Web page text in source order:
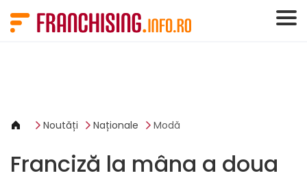
Noutăți Naționale Modă
Franciză la mâna a doua